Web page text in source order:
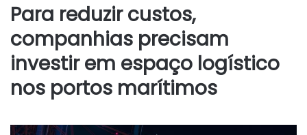
Para reduzir custos,
companhias precisam
investir em espaço logístico
nos portos marítimos